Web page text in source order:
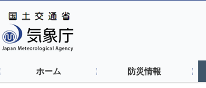
ホーム 防災情報